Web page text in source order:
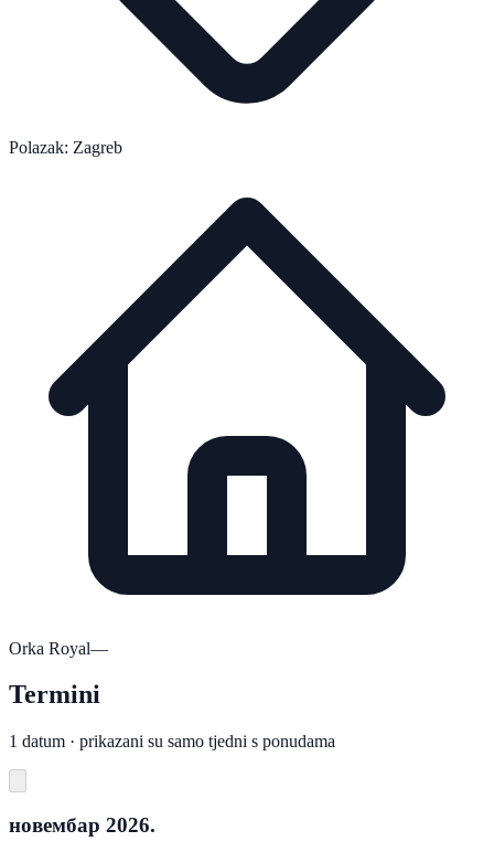
Polazak: Zagreb
Orka Royal—
Termini
1 datum · prikazani su samo tjedni s ponudama
новембар 2026.